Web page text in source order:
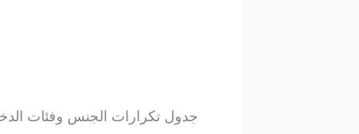
جدول تكرارات الجنس وفئات